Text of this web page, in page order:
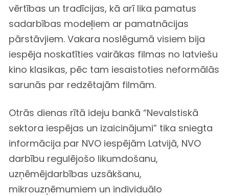
vērtības un tradīcijas, kā arī lika pamatus
sadarbības modeļiem ar pamatnācijas
pārstāvjiem. Vakara noslēgumā visiem bija
iespēja noskatīties vairākas filmas no latviešu
kino klasikas, pēc tam iesaistoties neformālās
sarunās par redzētajām filmām.
Otrās dienas rītā ideju bankā “Nevalstiskā
sektora iespējas un izaicinājumi” tika sniegta
informācija par NVO iespējām Latvijā, NVO
darbību regulējošo likumdošanu,
uzņēmējdarbības uzsākšanu,
mikrouzņēmumiem un individuālo